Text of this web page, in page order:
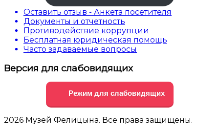
Оставить отзыв - Анкета посетителя
Документы и отчетность
Противодействие коррупции
Бесплатная юридическая помощь
Часто задаваемые вопросы
Версия для слабовидящих
Режим для слабовидящих
2026 Музей Фелицына. Все права защищены.